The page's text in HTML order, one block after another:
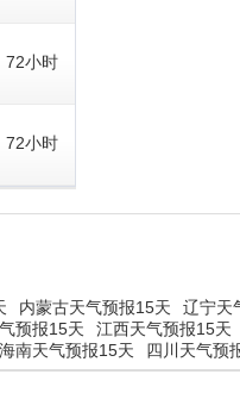
72小时
72小时
内蒙古天气预报15天
辽宁天
预报15天
江西天气预报15天
海南天气预报15天 四川天气预